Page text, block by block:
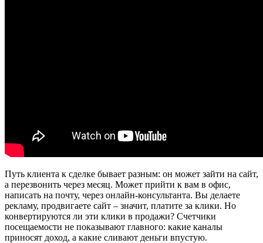
Путь клиента к сделке бывает разным: он может зайти на сайт,
а перезвонить через месяц. Может прийти к вам в офис,
написать на почту, через онлайн-консультанта. Вы делаете
рекламу, продвигаете сайт – значит, платите за клики. Но
конвертируются ли эти клики в продажи? Счетчики
посещаемости не показывают главного: какие каналы
приносят доход, а какие сливают деньги впустую.